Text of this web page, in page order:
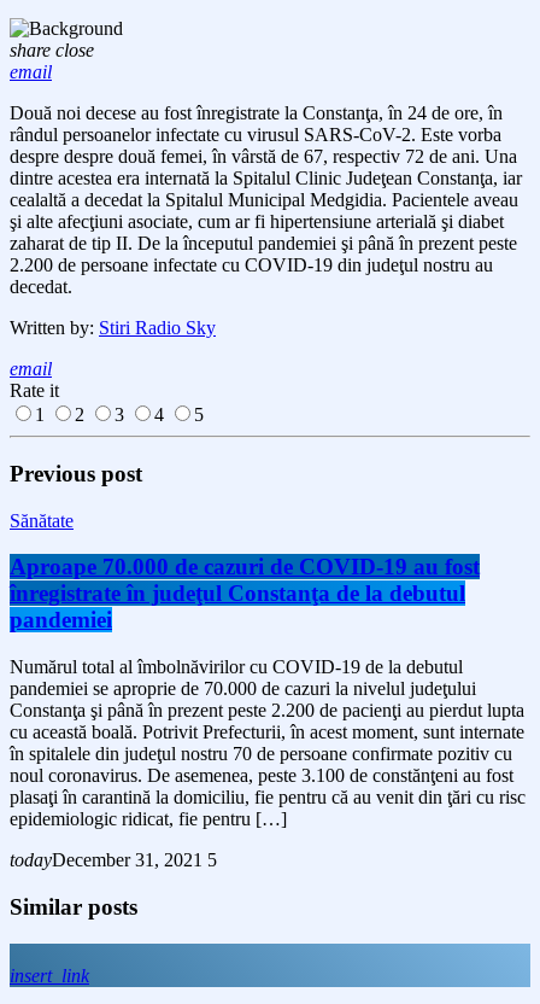
share close
email
Două noi decese au fost înregistrate la Constanţa, în 24 de ore, în
rândul persoanelor infectate cu virusul SARS-CoV-2. Este vorba
despre despre două femei, în vârstă de 67, respectiv 72 de ani. Una
dintre acestea era internată la Spitalul Clinic Judeţean Constanţa, iar
cealaltă a decedat la Spitalul Municipal Medgidia. Pacientele aveau
şi alte afecţiuni asociate, cum ar fi hipertensiune arterială şi diabet
zaharat de tip II. De la începutul pandemiei şi până în prezent peste
2.200 de persoane infectate cu COVID-19 din judeţul nostru au
decedat.
Written by: Stiri Radio Sky
email
Rate it
1
2 3 4 5
Previous post
Sănătate
Aproape 70.000 de cazuri de COVID-19 au fost
înregistrate în judeţul Constanţa de la debutul
pandemiei
Numărul total al îmbolnăvirilor cu COVID-19 de la debutul
pandemiei se aproprie de 70.000 de cazuri la nivelul judeţului
Constanţa şi până în prezent peste 2.200 de pacienţi au pierdut lupta
cu această boală. Potrivit Prefecturii, în acest moment, sunt internate
în spitalele din judeţul nostru 70 de persoane confirmate pozitiv cu
noul coronavirus. De asemenea, peste 3.100 de constănţeni au fost
plasaţi în carantină la domiciliu, fie pentru că au venit din ţări cu risc
epidemiologic ridicat, fie pentru […]
todayDecember 31, 2021 5
Similar posts
insert_link